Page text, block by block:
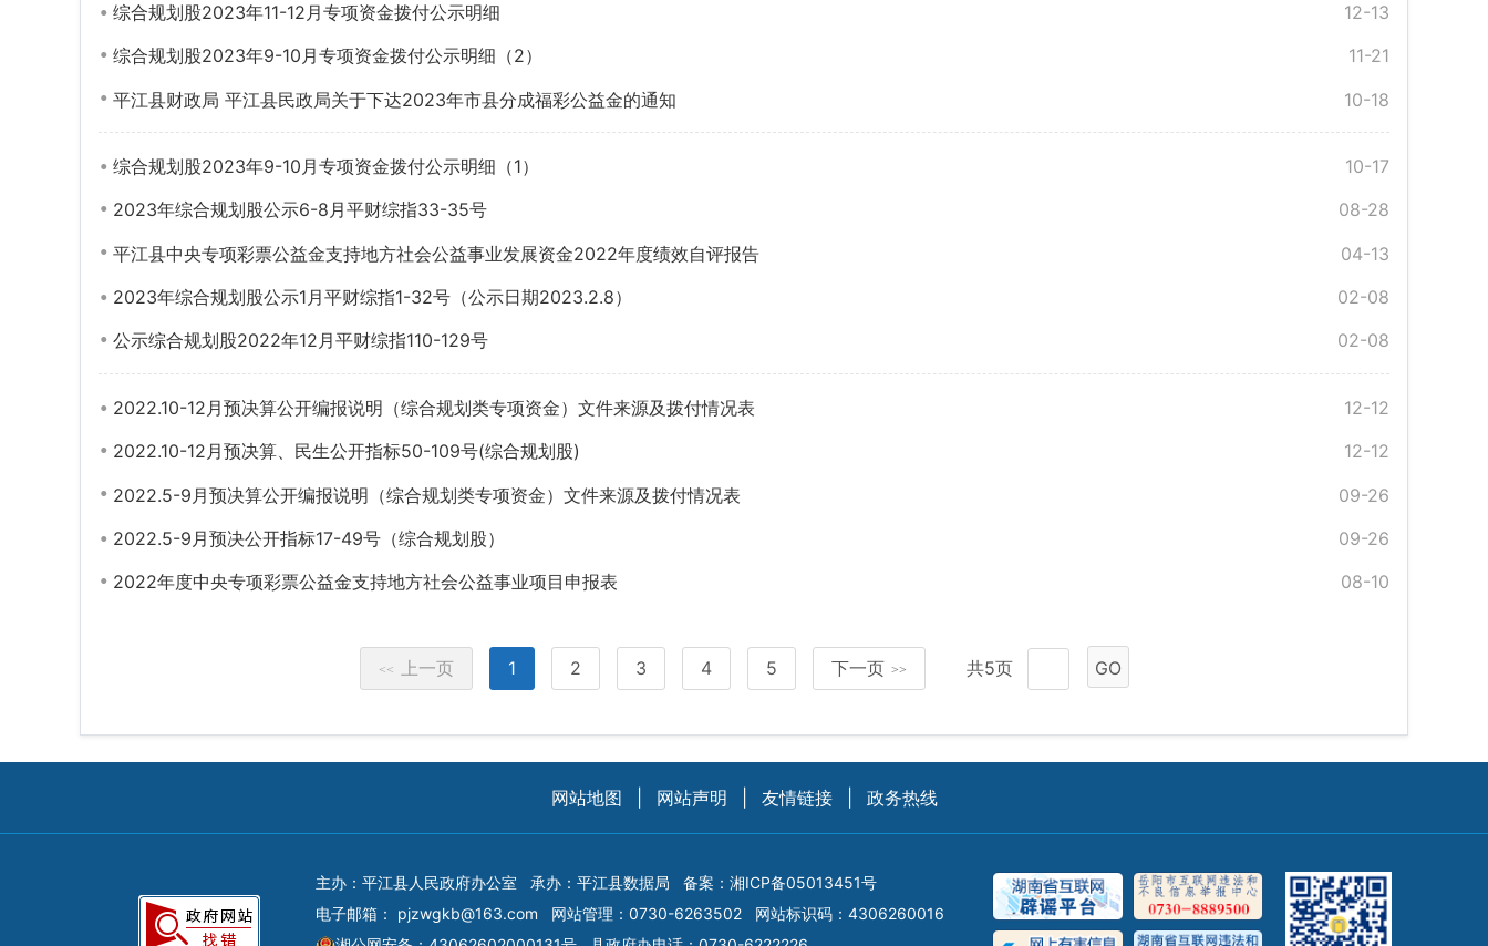
12-13
综合规划股2023年11-12月专项资金拨付公示明细
11-21
综合规划股2023年9-10月专项资金拨付公示明细（2）
10-18
平江县财政局 平江县民政局关于下达2023年市县分成福彩公益金的通知
10-17
综合规划股2023年9-10月专项资金拨付公示明细（1）
08-28
2023年综合规划股公示6-8月平财综指33-35号
04-13
平江县中央专项彩票公益金支持地方社会公益事业发展资金2022年度绩效自评报告
02-08
2023年综合规划股公示1月平财综指1-32号（公示日期2023.2.8）
02-08
公示综合规划股2022年12月平财综指110-129号
12-12
2022.10-12月预决算公开编报说明（综合规划类专项资金）文件来源及拨付情况表
12-12
2022.10-12月预决算、民生公开指标50-109号(综合规划股)
09-26
2022.5-9月预决算公开编报说明（综合规划类专项资金）文件来源及拨付情况表
09-26
2022.5-9月预决公开指标17-49号（综合规划股）
08-10
2022年度中央专项彩票公益金支持地方社会公益事业项目申报表
<< 上一页 1 2 3 4 5 下一页 >> 共5页 GO
网站地图 网站声明 友情链接 政务热线
主办：平江县人民政府办公室 承办：平江县数据局 备案： 湘ICP备05013451号
电子邮箱： pjzwgkb@163.com 网站管理：0730-6263502
网站标识码：4306260016